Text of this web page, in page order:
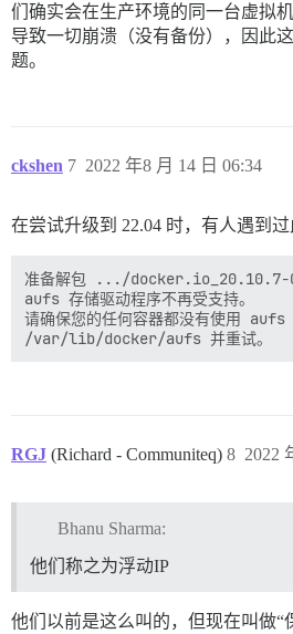
们确实会在生产环境的同一台虚拟
导致一切崩溃（没有备份），因此
题。
ckshen 2022 年8 月 14 日 06:34
7
在尝试升级到 22.04 时，有人遇到过
准备解包 .../docker.io_20.10.7-
aufs 存储驱动程序不再受支持。
请确保您的任何容器都没有使用 aufs
RGJ (Richard - Communiteq) 2022
8
Bhanu Sharma:
他们称之为浮动IP
他们以前是这么叫的，但现在叫做“